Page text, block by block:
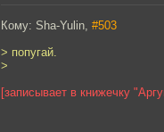
Кому: Sha-Yulin, #503
> попугай.
>
[записывает в книжечку